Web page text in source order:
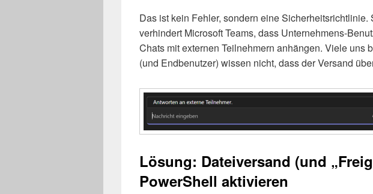
Das ist kein Fehler, sondern eine Sicherheitsrichtlinie.
verhindert Microsoft Teams, dass Unternehmens-
Chats mit externen Teilnehmern anhängen. Viele uns
(und Endbenutzer) wissen nicht, dass der Versand
Lösung: Dateiversand (und
PowerShell aktivieren